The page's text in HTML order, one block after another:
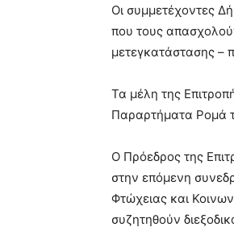
Οι συμμετέχοντες
που τους
μετεγκατάστασης –
Τα μέλη της
Παραρτήματα Ρομά
Ο Πρόεδρος της
στην επόμενη
Φτώχειας και
συζητηθούν